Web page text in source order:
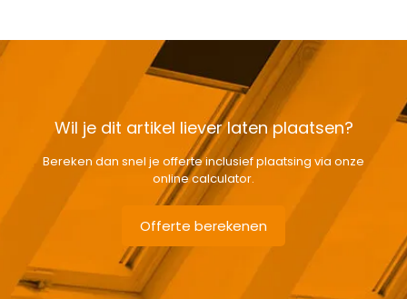
Wil je dit artikel liever laten plaatsen?
Bereken dan snel je offerte inclusief plaatsing via onze
online calculator.
Offerte berekenen